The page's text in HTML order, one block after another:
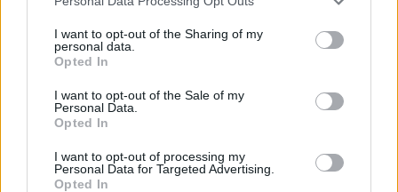
I want to opt-out of the Sharing of my
personal data.
Opted In
I want to opt-out of the Sale of my
Personal Data.
Opted In
I want to opt-out of processing my
Personal Data for Targeted Advertising.
Opted In